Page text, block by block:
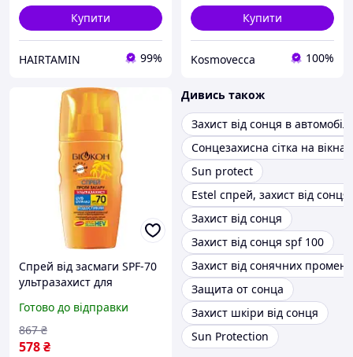
Купити
HAIRTAMIN 99%
Купити
Kosmovecca 100%
Спрей від засмаги SPF-70
ультразахист для
сонці, захист від опіків та
фотостаріння. BROWN
Готово до відправки
578₴
867 ₴
Дивись також
Захист від сонця в автомобілі
Сонцезахисна сітка на вікна
Sun protect
Estel спрей, захист від сонця
Захист від сонця
Захист від сонця spf 100
Захист від сонячних
Защита от сонца
Захист шкіри від сонця
Sun Protection